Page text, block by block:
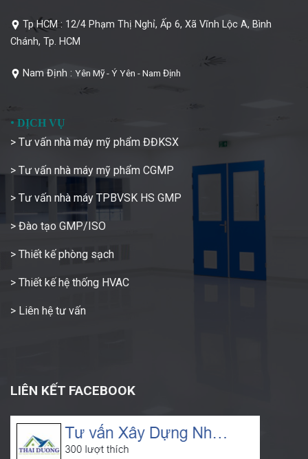
Tp HCM : 12/4 Phạm Thị Nghỉ, Ấp 6, Xã Vĩnh Lộc A, Bình
Chánh, Tp. HCM
Nam Định : Yên Mỹ - Ý Yên - Nam Định
• DỊCH VỤ
> Tư vấn nhà máy mỹ phẩm ĐĐKSX
> Tư vấn nhà máy mỹ phẩm CGMP
> Tư vấn nhà máy TPBVSK HS GMP
> Đào tạo GMP/ISO
> Thiết kế phòng sạch
> Thiết kế hệ thống HVAC
> Liên hệ tư vấn
LIÊN KẾT FACEBOOK